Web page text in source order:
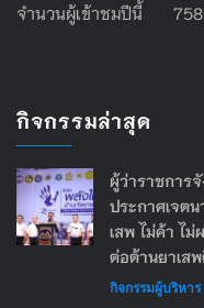
จำนวนผู้เข้าชมปีนี้
กิจกรรมล่าสุด
ผู้ว่าราชการ
ประกาศเจต
เสพ ไม่ค้า ไม่
ต่อต้านยาเส
กิจกรรมผู้บริหาร